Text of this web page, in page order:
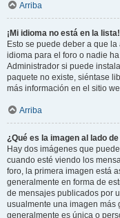
Arriba
¡Mi idioma no está en la lista!
Esto se puede deber a que
idioma para el foro o nadie
Administrador si puede
paquete no existe, siéntase
más información en el sitio
Arriba
¿Qué es la imagen al lado
Hay dos imágenes que
cuando esté viendo los
foro, la primera imagen está
generalmente en forma de
de mensajes publicados por
usualmente una imagen más
generalmente es única o